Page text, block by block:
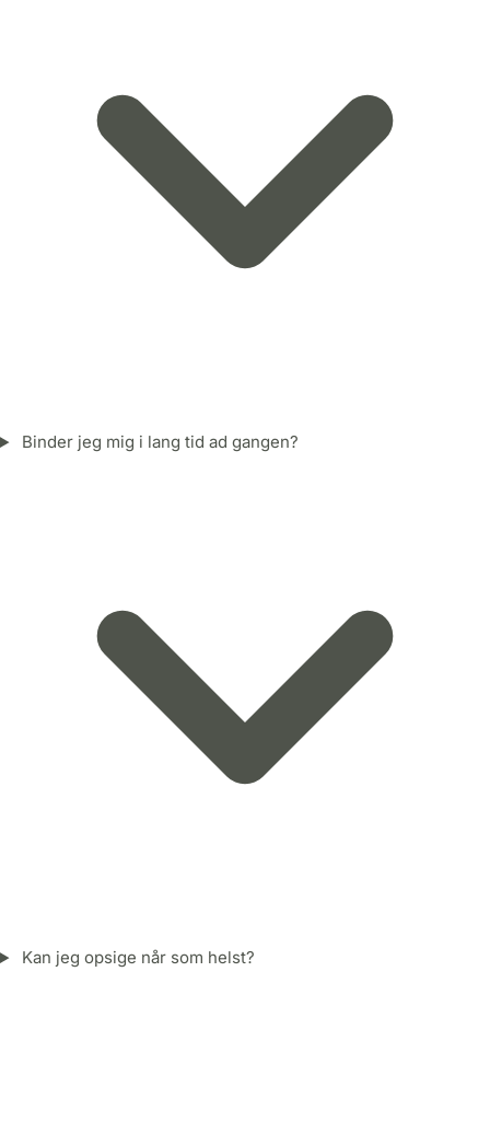
Binder jeg mig i lang tid ad gangen?
Kan jeg opsige når som helst?